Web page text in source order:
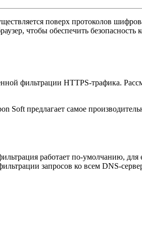
поверх протоколов
чтобы обеспечить безопасность
фильтрации HTTPS-трафика.
Soft предлагает самое
работает по-умолчанию, для
запросов ко всем DNS-